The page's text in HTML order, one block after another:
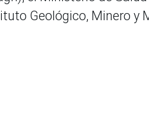
Geológico, Minero y